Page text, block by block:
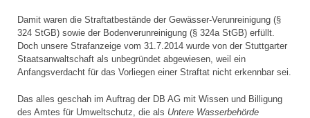
Damit waren die Straftatbestände der Gewässer-Verunreinigung (§
324 StGB) sowie der Bodenverunreinigung (§ 324a StGB) erfüllt.
Doch unsere Strafanzeige vom 31.7.2014 wurde von der Stuttgarter
Staatsanwaltschaft als unbegründet abgewiesen, weil ein
Anfangsverdacht für das Vorliegen einer Straftat nicht erkennbar sei.
Das alles geschah im Auftrag der DB AG mit Wissen und Billigung
des Amtes für Umweltschutz, die als Untere Wasserbehörde